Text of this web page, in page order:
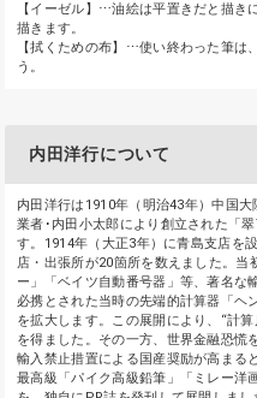
【イーゼル】⋯油絵は平置きだと描き
描きます。
【拭くための布】⋯使い終わった筆は
う。
内田洋行について
内田洋行は1910年（明治43年）中国
業者･内田小太郎により創立された「
す。1914年（大正3年）に青島支店を
店・出張所が20箇所を数えました。当
ー」「ベイツ自動番号器」等、著名な
必携とされた当時の先端的計算器「ヘ
を拡大します。この展開により、“計
を得ました。その一方、世界金融恐慌
輸入禁止措置による国産奨励が高まる
最高級「パイク高級鉛筆」「ミレー洋